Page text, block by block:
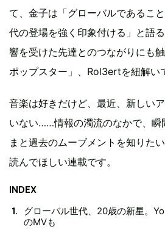
て、金子は「グローバルであるこ
代の登場を強く印象付ける」と語
響を受けた先達とのつながりにも
ポップスター」、Rol3ertを紐解い
音楽は好きだけど、最近、新しい
いない……情報の濁流のなかで、瞬
まと過去のムーブメントを知りた
読んでほしい連載です。
INDEX
グローバル世代、20歳の新星。
のMVも